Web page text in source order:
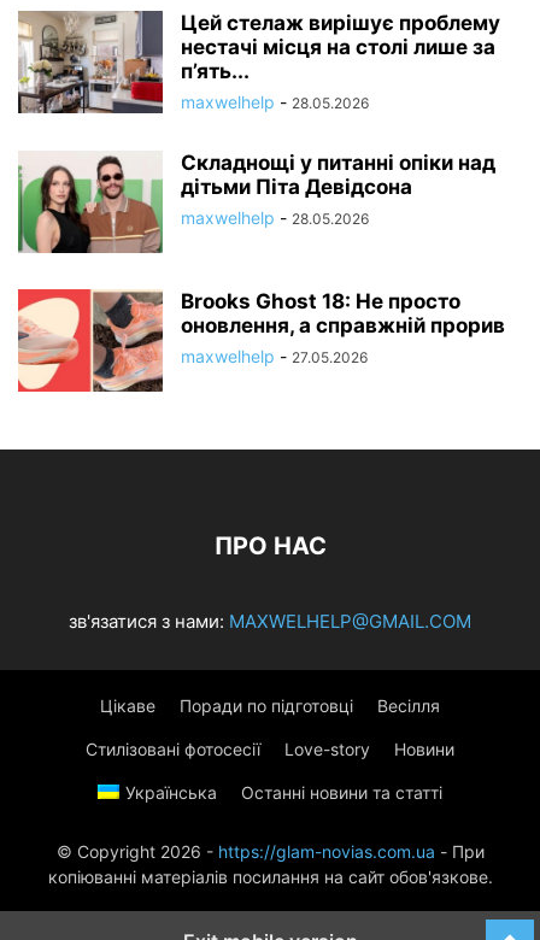
Цей стелаж вирішує проблему
нестачі місця на столі лише за
п’ять...
maxwelhelp - 28.05.2026
Складнощі у питанні опіки над
дітьми Піта Девідсона
maxwelhelp - 28.05.2026
Brooks Ghost 18: Не просто
оновлення, а справжній прорив
maxwelhelp - 27.05.2026
ПРО НАС
зв'язатися з нами: MAXWELHELP@GMAIL.COM
Цікаве Поради по підготовці Весілля
Стилізовані фотосесії Love-story Новини
Українська Останні новини та статті
© Copyright 2026 - https://glam-novias.com.ua - При
копіюванні матеріалів посилання на сайт обов'язкове.